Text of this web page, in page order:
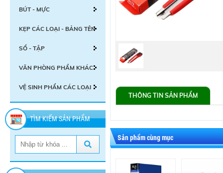
BÚT - MỰC
KẸP CÁC LOẠI - BẢNG TÊN
SỔ - TẬP
VĂN PHÒNG PHẨM KHÁC
VỆ SINH PHẨM CÁC LOẠI
TÌM KIẾM SẢN PHẨM
THÔNG TIN SẢN PHẨM
Sản phẩm cùng mục